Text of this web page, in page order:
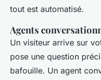
tout est automatisé.
Agents
Un visiteur arrive sur
pose une question
bafouille. Un agent